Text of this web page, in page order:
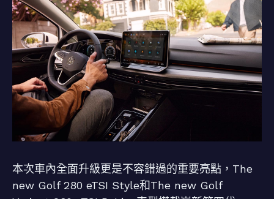
本次車內全面升級更是不容錯過的重要亮點，The
new Golf 280 eTSI Style和The new Golf